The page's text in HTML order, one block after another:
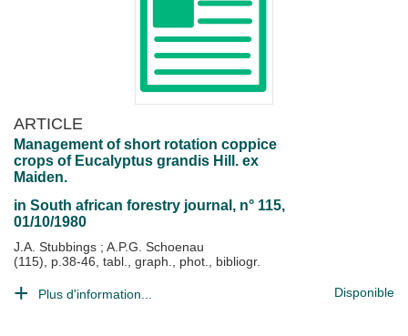
ARTICLE
Management of short rotation coppice
crops of Eucalyptus grandis Hill. ex
Maiden.
in South african forestry journal , n° 115,
01/10/1980
J.A. Stubbings ; A.P.G. Schoenau
(115), p.38-46, tabl., graph., phot., bibliogr.
Plus d'information... Disponible